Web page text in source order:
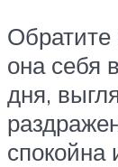
она себя
дня,
спокойна